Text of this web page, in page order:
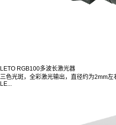
LETO RGB100多波长激光器
三色光斑，全彩激光输出，直径约为2mm左
LE...